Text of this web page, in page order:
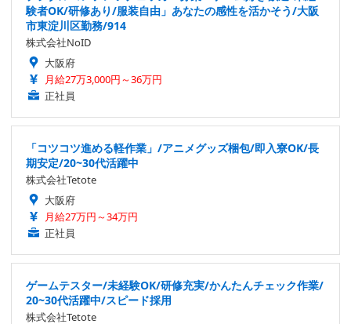
験者OK/研修あり/服装自由」あなたの感性を活かそう/大阪
市東淀川区勤務/914
株式会社NoID
大阪府
月給27万3,000円～36万円
正社員
「コツコツ進める軽作業」/アニメグッズ梱包/即入寮OK/長
期安定/20~30代活躍中
株式会社Tetote
大阪府
月給27万円～34万円
正社員
ゲームテスター/未経験OK/研修充実/かんたんチェック作業/
20~30代活躍中/スピード採用
株式会社Tetote